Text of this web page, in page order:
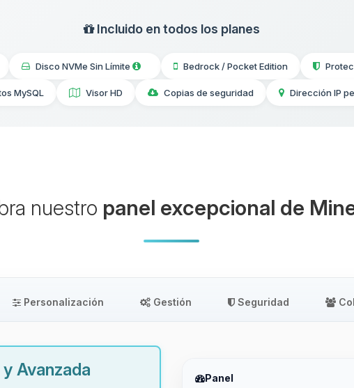
Incluido en todos los planes
Disco NVMe Sin Límite Bedrock / Pocket Edition
MySQL Visor HD Copias de seguridad Dirección IP
nuestro panel excepcional de
Personalización Gestión Seguridad
Avanzada Panel